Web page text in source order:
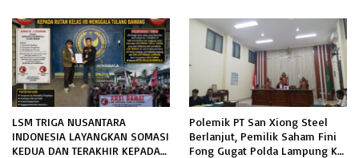
LSM TRIGA NUSANTARA
INDONESIA LAYANGKAN SOMASI
KEDUA DAN TERAKHIR KEPADA
Polemik PT San Xiong Steel
Berlanjut, Pemilik Saham Fini
Fong Gugat Polda Lampung Ke